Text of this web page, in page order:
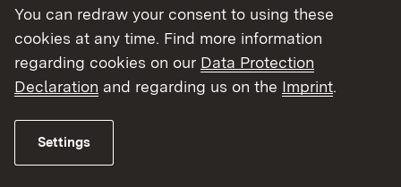
Kontakt
Datenschutz
Erklärung zur Barrierefreiheit
Impressum
You can redraw your consent to using these
cookies at any time. Find more information
regarding cookies on our Data Protection
Declaration and regarding us on the Imprint.
Settings